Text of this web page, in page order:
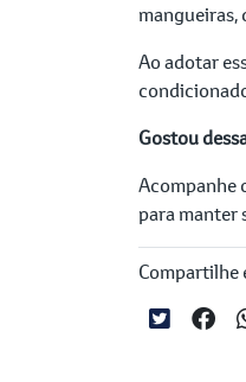
mangueiras,
Ao adotar
Gostou
Acompanhe
para manter
Compartilhe